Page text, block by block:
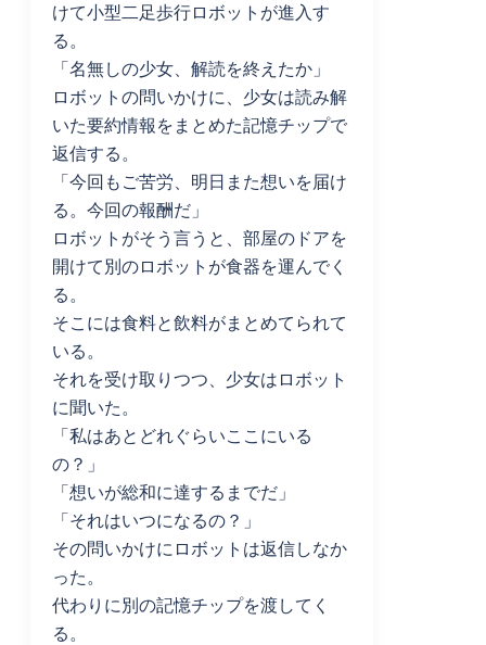
けて小型二足歩行ロボットが進入す
る。
「名無しの少女、解読を終えたか」
ロボットの問いかけに、少女は読み解
いた要約情報をまとめた記憶チップで
返信する。
「今回もご苦労、明日また想いを届け
る。今回の報酬だ」
ロボットがそう言うと、部屋のドアを
開けて別のロボットが食器を運んでく
る。
そこには食料と飲料がまとめてられて
いる。
それを受け取りつつ、少女はロボット
に聞いた。
「私はあとどれぐらいここにいる
の？」
「想いが総和に達するまでだ」
「それはいつになるの？」
その問いかけにロボットは返信しなか
った。
代わりに別の記憶チップを渡してく
る。